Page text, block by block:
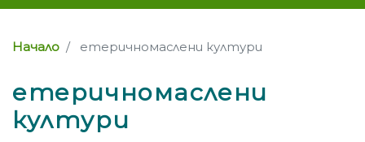
Начало етеричномаслени култури
етеричномаслени
култури